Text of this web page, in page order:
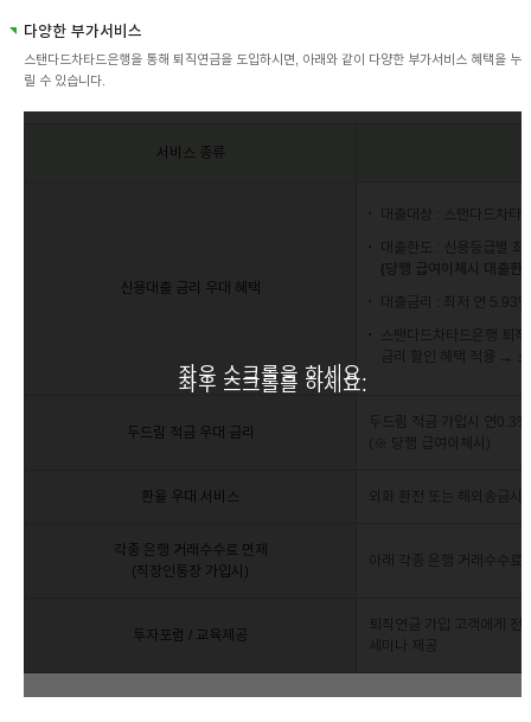
다양한 부가서비스
스탠다드차타드은행을 통해 퇴직연금을 도입하시면, 아래와 같이 다양한 부가서비스 혜택을 누
릴 수 있습니다.
서비스 종류
신용대출 금리 우대 혜택
대출대상 : 스탠다드차타
대출한도 : 신용등급별 최
(당행 급여이체시 대출한
대출금리 : 최저 연
스탠다드차타드은행 퇴
금리 할인 혜택 적용 →
두드림 적금 우대 금리
두드림 적금 가입시 연
(※ 당행 급여이체시)
환율 우대 서비스 외화 환전 또는 해외송금
각종 은행 거래수수료 면제
(직장인통장 가입시)
아래 각종 은행 거래수수료
투자포럼 / 교육제공
퇴직연금 가입 고객에게 전
세미나 제공
좌우 스크롤을 하세요.
좌우 스크롤을 하세요.